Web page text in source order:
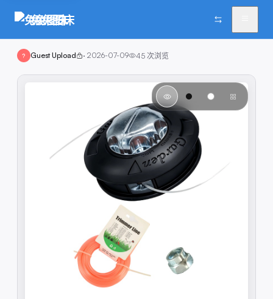
兔兔图床
? Guest Upload · 2026-07-09 45 次浏览